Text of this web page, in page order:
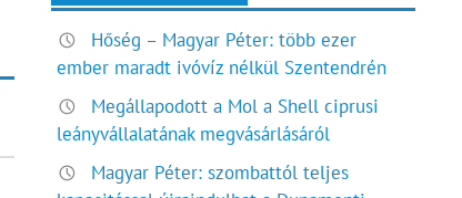
Hőség – Magyar Péter: több ezer
ember maradt ivóvíz nélkül Szentendrén
Megállapodott a Mol a Shell ciprusi
leányvállalatának megvásárlásáról
Magyar Péter: szombattól teljes